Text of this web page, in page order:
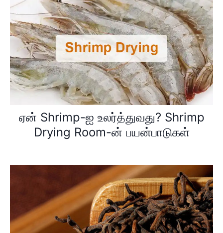
ஏன் Shrimp-ஐ உலர்த்துவது? Shrimp
Drying Room-ன் பயன்பாடுகள்